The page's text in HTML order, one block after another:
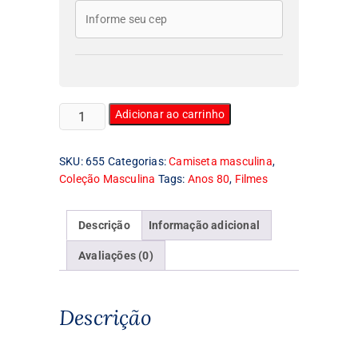
Camiseta
Masculina
quantidade
Adicionar ao carrinho
SKU: 655 Categorias:Camiseta masculina,
Coleção Masculina Tags: Anos 80, Filmes
Descrição Informação adicional
Avaliações (0)
Descrição